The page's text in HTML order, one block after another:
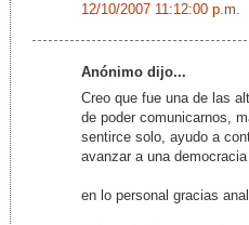
12/10/2007 11:12:00 p.m.
Anónimo dijo...
Creo que fue una de las
de poder comunicarnos,
sentirce solo, ayudo a
avanzar a una
en lo personal gracias